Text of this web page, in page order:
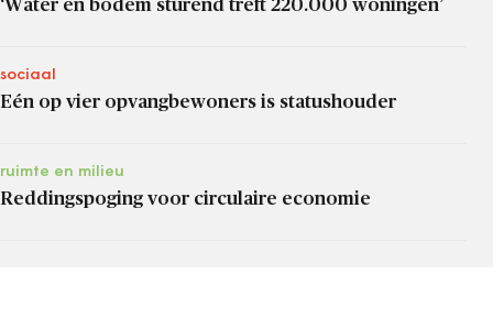
‘Water en bodem sturend treft 220.000 woningen’
sociaal
Eén op vier opvangbewoners is statushouder
ruimte en milieu
Reddingspoging voor circulaire economie